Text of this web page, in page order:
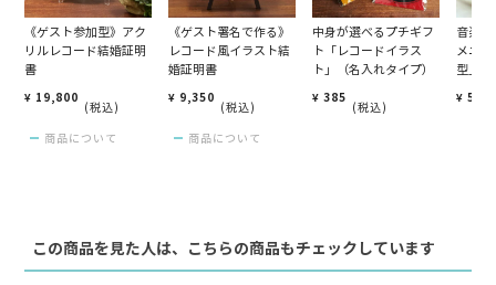
《ゲスト参加型》アク
リルレコード結婚証明
書
¥ 19,800
税込
商品について
《ゲスト署名で作る》
レコード風イラスト結
婚証明書
¥ 9,350
税込
商品について
中身が選べるプチギフ
ト「レコードイラス
ト」（名入れタイプ）
¥ 385
税込
音楽
メニ
型」
¥ 550
この商品を見た人は、こちらの商品もチェックしています